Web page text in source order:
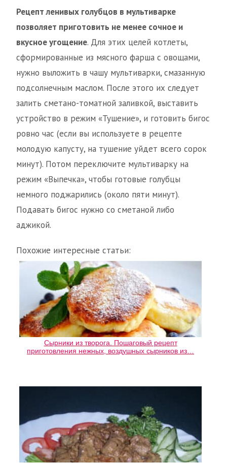
Рецепт ленивых голубцов в мультиварке
позволяет приготовить не менее сочное и
вкусное угощение. Для этих целей котлеты,
сформированные из мясного фарша с овощами,
нужно выложить в чашу мультиварки, смазанную
подсолнечным маслом. После этого их следует
залить сметано-томатной заливкой, выставить
устройство в режим «Тушение», и готовить бигос
ровно час (если вы используете в рецепте
молодую капусту, на тушение уйдет всего сорок
минут). Потом переключите мультиварку на
режим «Выпечка», чтобы готовые голубцы
немного поджарились (около пяти минут).
Подавать бигос нужно со сметаной либо
аджикой.
Похожие интересные статьи:
Сырники из творога. Пошаговый рецепт
приготовления нежных, воздушных сырников из…